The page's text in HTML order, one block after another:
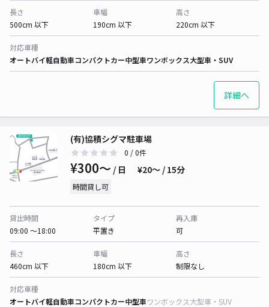
長さ
500cm 以下
車幅
190cm 以下
高さ
220cm 以下
対応車種
オートバイ軽自動車コンパクトカー中型車ワンボックス大型車・SUV
詳細へ
(有)協積シグマ駐車場
0 / 0件
¥300〜 / 日 ¥20〜 / 15分
時間貸し可
貸出時間
09:00 〜18:00
タイプ
平置き
再入庫
可
長さ
460cm 以下
車幅
180cm 以下
高さ
制限なし
対応車種
オートバイ軽自動車コンパクトカー中型車ワンボックス大型車・SUV